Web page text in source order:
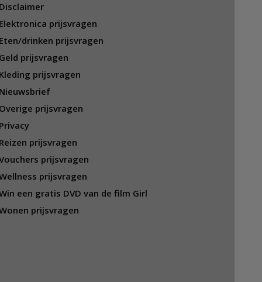
prijsvragen
drinken prijsvragen
prijsvragen
prijsvragen
prijsvragen
prijsvragen
prijsvragen
prijsvragen
een gratis DVD van de film Girl
prijsvragen